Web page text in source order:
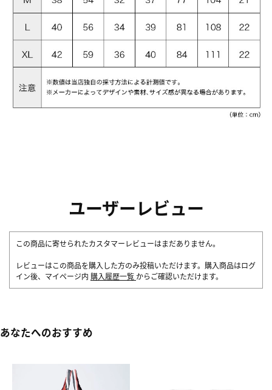
ユーザーレビュー
この商品に寄せられたカスタマーレビューはまだありません。
レビューはこの商品を購入した方のみ投稿いただけます。購入商品はログ
イン後、マイページ内 購入履歴一覧 からご確認いただけます。
あなたへのおすすめ